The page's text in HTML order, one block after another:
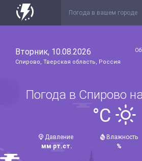
Вторник, 10.08.2026
Спирово, Тверская область, Россия
Погода в Спирово
°C
Давление
мм рт.ст.
Влажность
%